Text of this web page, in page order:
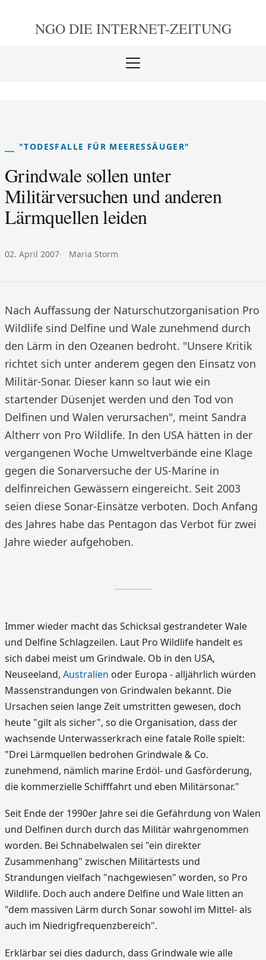
NGO DIE INTERNET-ZEITUNG
Menü
"TODESFALLE FÜR MEERESSÄUGER"
Grindwale sollen unter
Militärversuchen und anderen
Lärmquellen leiden
Veröffentlicht am:
02. April 2007 Autor:
Maria Storm
Nach Auffassung der Naturschutzorganisation Pro
Wildlife sind Delfine und Wale zunehmend durch
den Lärm in den Ozeanen bedroht. "Unsere Kritik
richtet sich unter anderem gegen den Einsatz von
Militär-Sonar. Dieser kann so laut wie ein
startender Düsenjet werden und den Tod von
Delfinen und Walen verursachen", meint Sandra
Altherr von Pro Wildlife. In den USA hätten in der
vergangenen Woche Umweltverbände eine Klage
gegen die Sonarversuche der US-Marine in
delfinreichen Gewässern eingereicht. Seit 2003
seien diese Sonar-Einsätze verboten. Doch Anfang
des Jahres habe das Pentagon das Verbot für zwei
Jahre wieder aufgehoben.
Immer wieder macht das Schicksal gestrandeter Wale
und Delfine Schlagzeilen. Laut Pro Wildlife handelt es
sich dabei meist um Grindwale. Ob in den USA,
Neuseeland, Australien oder Europa - alljährlich würden
Massenstrandungen von Grindwalen bekannt. Die
Ursachen seien lange Zeit umstritten gewesen, doch
heute "gilt als sicher", so die Organisation, dass der
wachsende Unterwasserkrach eine fatale Rolle spielt:
"Drei Lärmquellen bedrohen Grindwale & Co.
zunehmend, nämlich marine Erdöl- und Gasförderung,
die kommerzielle Schifffahrt und eben Militärsonar."
Seit Ende der 1990er Jahre sei die Gefährdung von Walen
und Delfinen durch durch das Militär wahrgenommen
worden. Bei Schnabelwalen sei "ein direkter
Zusammenhang" zwischen Militärtests und
Strandungen vielfach "nachgewiesen" worden, so Pro
Wildlife. Doch auch andere Delfine und Wale litten an
"dem massiven Lärm durch Sonar sowohl im Mittel- als
auch im Niedrigfrequenzbereich".
Erklärbar sei dies dadurch, dass Grindwale wie alle